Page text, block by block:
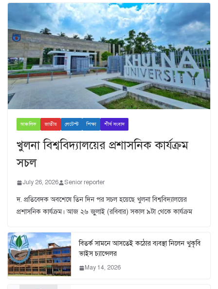
আঞ্চলিক জাতীয় লেটেস্ট শিক্ষা শীর্ষ সংবাদ
খুলনা বিশ্ববিদ্যালয়ের প্রশাসনিক কার্যক্রম
সচল
July 26, 2026 Senior reporter
দ. প্রতিবেদক অবশেষে তিন দিন পর সচল হয়েছে খুলনা বিশ্ববিদ্যালয়ের
প্রশাসনিক কার্যক্রম। আজ ২৬ জুুলাই (রবিবার) সকাল ৯টা থেকে কার্যক্রম
বিতর্ক সামনে আসতেই কঠোর ব্যবস্থা নিলেন খুকৃবি
ভাইস চ্যান্সেলর
May 14, 2026